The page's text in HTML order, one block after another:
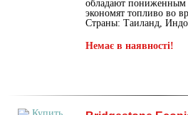
обладают пониженным
экономят топливо во
Страны: Таиланд,
Немає в наявності!